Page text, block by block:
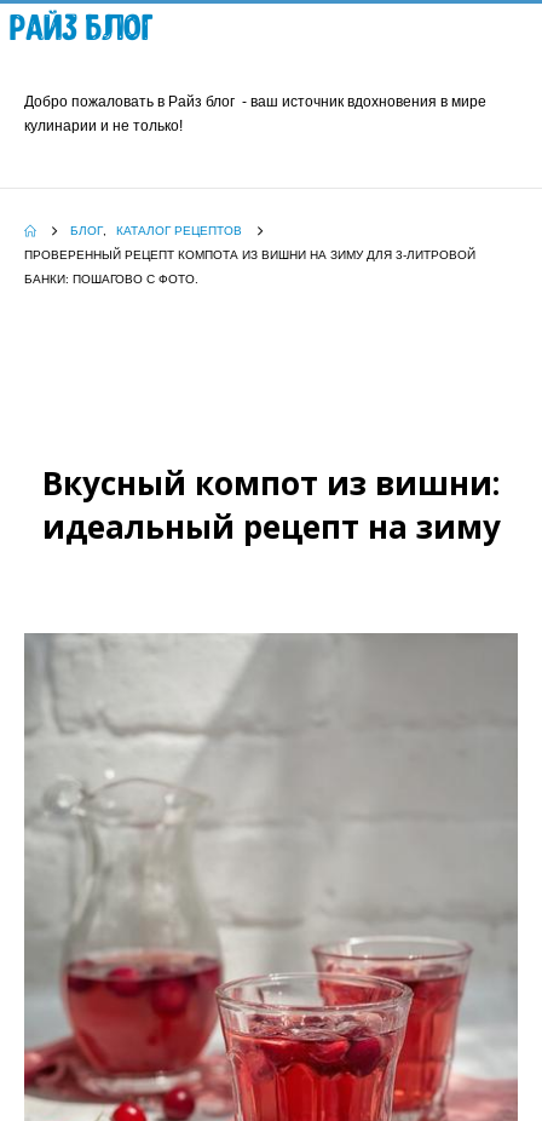
Райз Блог
Добро пожаловать в Райз блог - ваш источник вдохновения в мире
кулинарии и не только!
БЛОГ,
КАТАЛОГ РЕЦЕПТОВ
ПРОВЕРЕННЫЙ РЕЦЕПТ КОМПОТА ИЗ ВИШНИ НА ЗИМУ ДЛЯ 3-ЛИТРОВОЙ
БАНКИ: ПОШАГОВО С ФОТО.
Вкусный компот из вишни:
идеальный рецепт на зиму